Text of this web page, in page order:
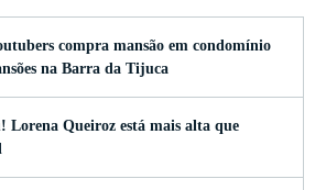
compra mansão em condomínio
na Barra da Tijuca
Lorena Queiroz está mais alta que